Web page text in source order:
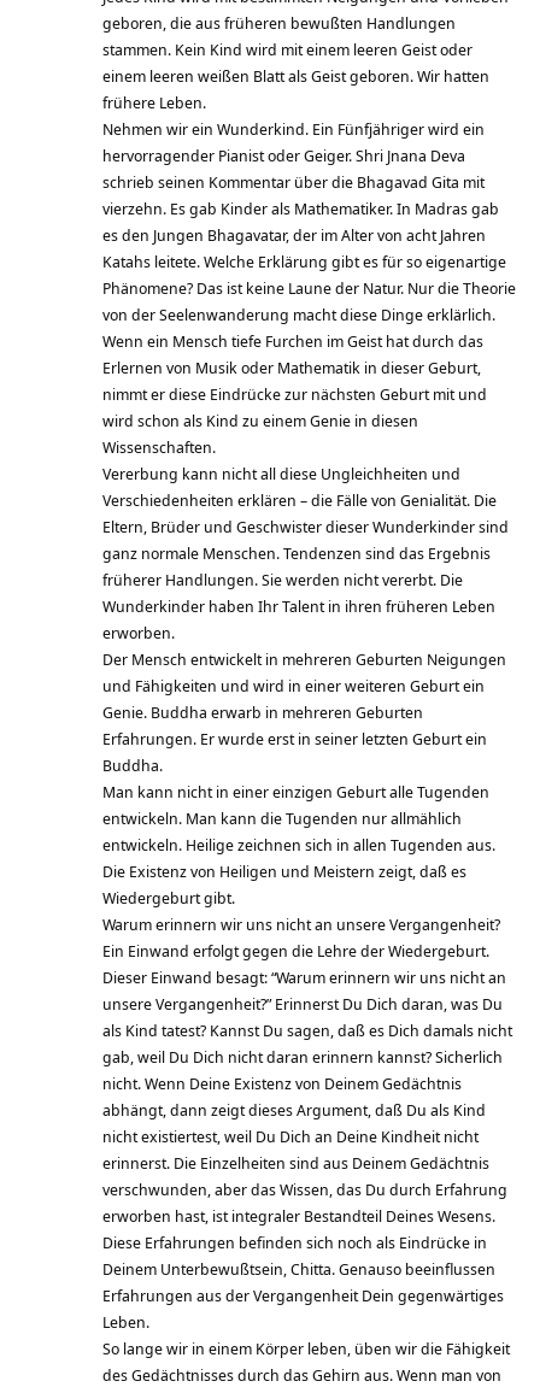
geboren, die aus früheren bewußten Handlungen
stammen. Kein Kind wird mit einem leeren Geist oder
einem leeren weißen Blatt als Geist geboren. Wir hatten
frühere Leben.
Nehmen wir ein Wunderkind. Ein Fünfjähriger wird ein
hervorragender Pianist oder Geiger. Shri Jnana Deva
schrieb seinen Kommentar über die Bhagavad Gita mit
vierzehn. Es gab Kinder als Mathematiker. In Madras gab
es den Jungen Bhagavatar, der im Alter von acht Jahren
Katahs leitete. Welche Erklärung gibt es für so eigenartige
Phänomene? Das ist keine Laune der Natur. Nur die Theorie
von der Seelenwanderung macht diese Dinge erklärlich.
Wenn ein Mensch tiefe Furchen im Geist hat durch das
Erlernen von Musik oder Mathematik in dieser Geburt,
nimmt er diese Eindrücke zur nächsten Geburt mit und
wird schon als Kind zu einem Genie in diesen
Wissenschaften.
Vererbung kann nicht all diese Ungleichheiten und
Verschiedenheiten erklären – die Fälle von Genialität. Die
Eltern, Brüder und Geschwister dieser Wunderkinder sind
ganz normale Menschen. Tendenzen sind das Ergebnis
früherer Handlungen. Sie werden nicht vererbt. Die
Wunderkinder haben Ihr Talent in ihren früheren Leben
erworben.
Der Mensch entwickelt in mehreren Geburten Neigungen
und Fähigkeiten und wird in einer weiteren Geburt ein
Genie. Buddha erwarb in mehreren Geburten
Erfahrungen. Er wurde erst in seiner letzten Geburt ein
Buddha.
Man kann nicht in einer einzigen Geburt alle Tugenden
entwickeln. Man kann die Tugenden nur allmählich
entwickeln. Heilige zeichnen sich in allen Tugenden aus.
Die Existenz von Heiligen und Meistern zeigt, daß es
Wiedergeburt gibt.
Warum erinnern wir uns nicht an unsere Vergangenheit?
Ein Einwand erfolgt gegen die Lehre der Wiedergeburt.
Dieser Einwand besagt: “Warum erinnern wir uns nicht an
unsere Vergangenheit?” Erinnerst Du Dich daran, was Du
als Kind tatest? Kannst Du sagen, daß es Dich damals nicht
gab, weil Du Dich nicht daran erinnern kannst? Sicherlich
nicht. Wenn Deine Existenz von Deinem Gedächtnis
abhängt, dann zeigt dieses Argument, daß Du als Kind
nicht existiertest, weil Du Dich an Deine Kindheit nicht
erinnerst. Die Einzelheiten sind aus Deinem Gedächtnis
verschwunden, aber das Wissen, das Du durch Erfahrung
erworben hast, ist integraler Bestandteil Deines Wesens.
Diese Erfahrungen befinden sich noch als Eindrücke in
Deinem Unterbewußtsein, Chitta. Genauso beeinflussen
Erfahrungen aus der Vergangenheit Dein gegenwärtiges
Leben.
So lange wir in einem Körper leben, üben wir die Fähigkeit
des Gedächtnisses durch das Gehirn aus. Wenn man von